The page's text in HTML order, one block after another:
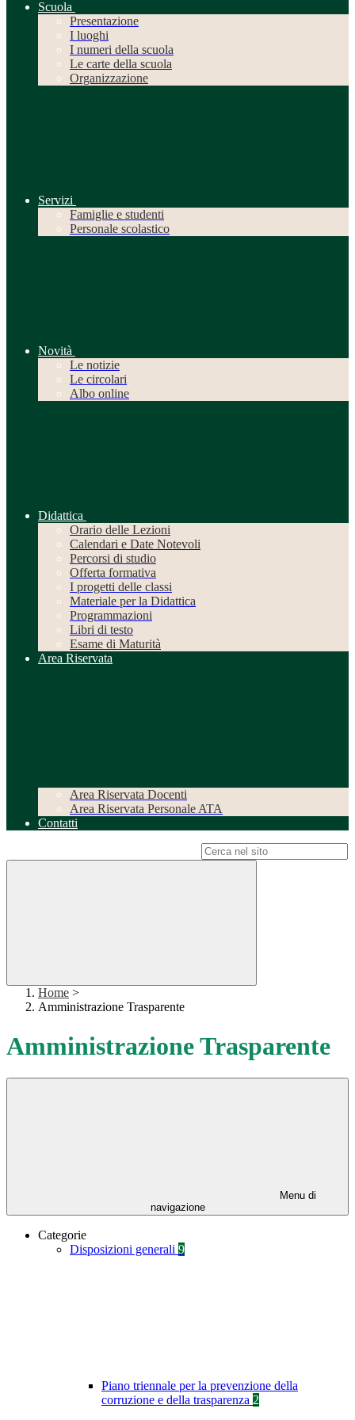
Scuola
Presentazione
I luoghi
I numeri della scuola
Le carte della scuola
Organizzazione
Servizi
Famiglie e studenti
Personale scolastico
Novità
Le notizie
Le circolari
Albo online
Didattica
Orario delle Lezioni
Calendari e Date Notevoli
Percorsi di studio
Offerta formativa
I progetti delle classi
Materiale per la Didattica
Programmazioni
Libri di testo
Esame di Maturità
Area Riservata
Area Riservata Docenti
Area Riservata Personale ATA
Contatti
Home >
Amministrazione Trasparente
Amministrazione Trasparente
Menu di
navigazione
Categorie
Disposizioni generali 9
Piano triennale per la prevenzione della
corruzione e della trasparenza 2